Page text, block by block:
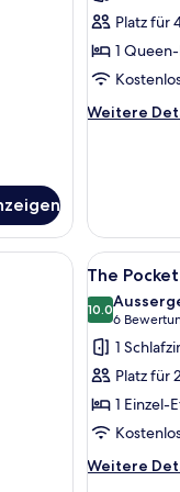
The
Nest
for
4
Platz für
1
Weitere
Weitere
for
4
Bett mit weißen
Alle
Fotos
für
The
Pocket
anzeigen
7
The
10.010.0 von 10
6
(6
1
Platz für
1 Einzel-
Weitere
Weitere